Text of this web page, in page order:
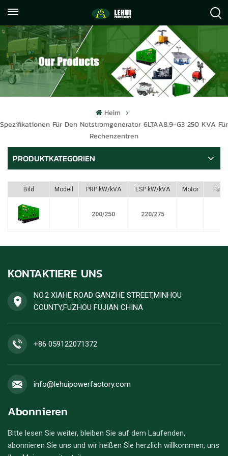
059122071372
info@lehuipowerfactory.com
Heim
Spezifikationen Für Den Notstromgenerator 6LTAA8.9-G3 250 KVA Für
Rechenzentren
PRODUKTKATEGORIEN
Bild Modell PRP kW/kVA ESP kW/kVA Motor Fule
200/250 220/275
KONTAKTIERE UNS
NO.2 XIAHE ROAD GANZHE STREET,MINHOU
COUNTY,FUZHOU FUJIAN CHINA
+86 059122071372
info@lehuipowerfactory.com
Abonnieren
Bitte lesen Sie weiter, bleiben Sie auf dem Laufenden,
abonnieren Sie uns und wir heißen Sie herzlich willkommen, uns